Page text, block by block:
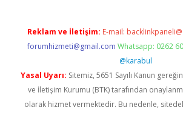
Reklam ve İletişim: E-mail:
forumhizmeti@gmail.com Whatsapp: 0262
@karabul
Yasal Uyarı: Sitemiz, 5651 Sayılı Kanun
ve İletişim Kurumu (BTK) tarafından
olarak hizmet vermektedir. Bu nedenle,